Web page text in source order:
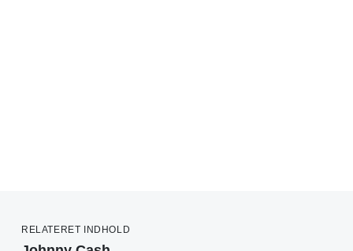
RELATERET INDHOLD